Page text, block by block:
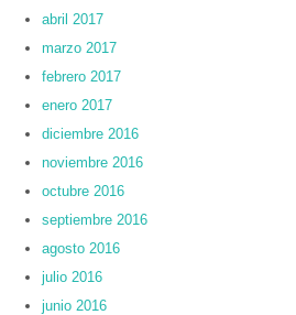
abril 2017
marzo 2017
febrero 2017
enero 2017
diciembre 2016
noviembre 2016
octubre 2016
septiembre 2016
agosto 2016
julio 2016
junio 2016